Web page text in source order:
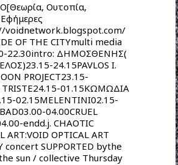
Ουτοπία,
voidnetwork.blogspot.com/
OF THE CITYmulti media
22.30intro: ΔΗΜΟΣΘΕΝΗΣ(
24.15PAVLOS I.
PROJECT23.15-
TRISTE24.15-01.15ΚΩΜΩΔΙΑ
02.15MELENTINI02.15-
04.00CRUEL
endd.j. CHAOTIC
ART:VOID OPTICAL ART
concert SUPPORTED bythe
sun / collective Thursday